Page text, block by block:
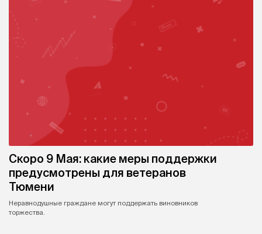
Скоро 9 Мая: какие меры поддержки
предусмотрены для ветеранов
Тюмени
Неравнодушные граждане могут поддержать виновников
торжества.